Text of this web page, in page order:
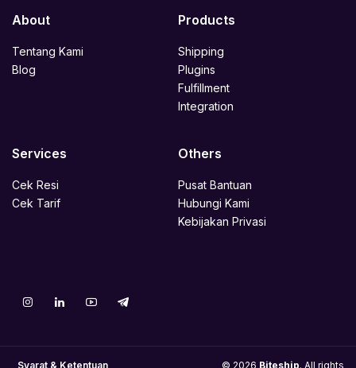
About
Tentang Kami
Blog
Products
Shipping
Plugins
Fulfillment
Integration
Services
Cek Resi
Cek Tarif
Others
Pusat Bantuan
Hubungi Kami
Kebijakan Privasi
Syarat & Ketentuan © 2026 Biteship. All rights